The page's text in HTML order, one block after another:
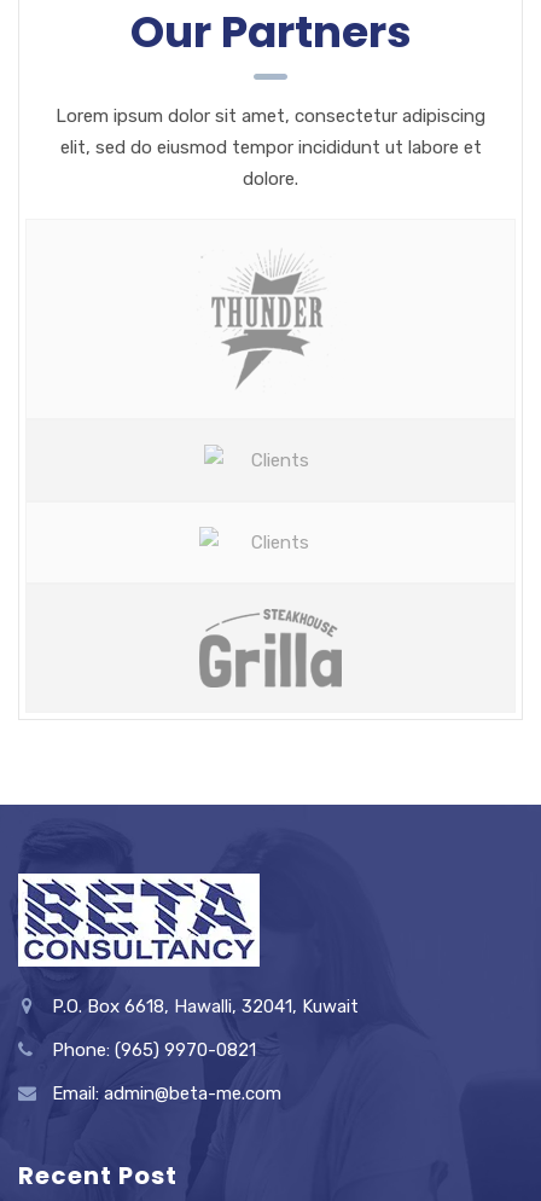
Our Partners
Lorem ipsum dolor sit amet, consectetur adipiscing
elit, sed do eiusmod tempor incididunt ut labore et
dolore.
P.O. Box 6618, Hawalli, 32041, Kuwait
Phone: (965) 9970-0821
Email: admin@beta-me.com
Recent Post